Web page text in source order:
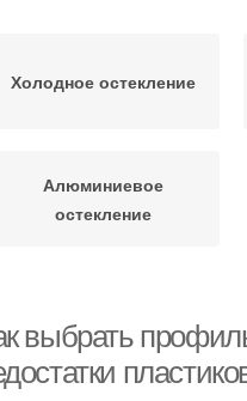
Холодное остекление
Алюминиевое
остекление
выбрать